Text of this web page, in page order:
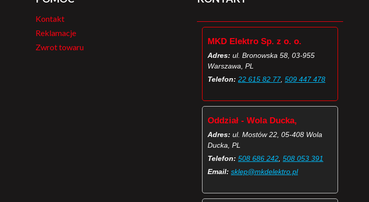
Kontakt
Reklamacje
Zwrot towaru
MKD Elektro Sp. z o. o.
Adres: ul. Bronowska 58, 03-955
Warszawa, PL
Telefon: 22 615 82 77, 509 447 478
Oddział - Wola Ducka,
Adres: ul. Mostów 22, 05-408 Wola
Ducka, PL
Telefon: 508 686 242, 508 053 391
Email: sklep@mkdelektro.pl